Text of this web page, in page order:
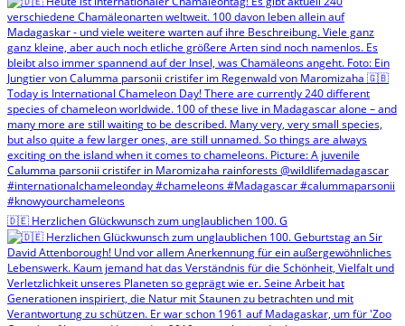
🇩🇪 Herzlichen Glückwunsch zum unglaublichen 100. G